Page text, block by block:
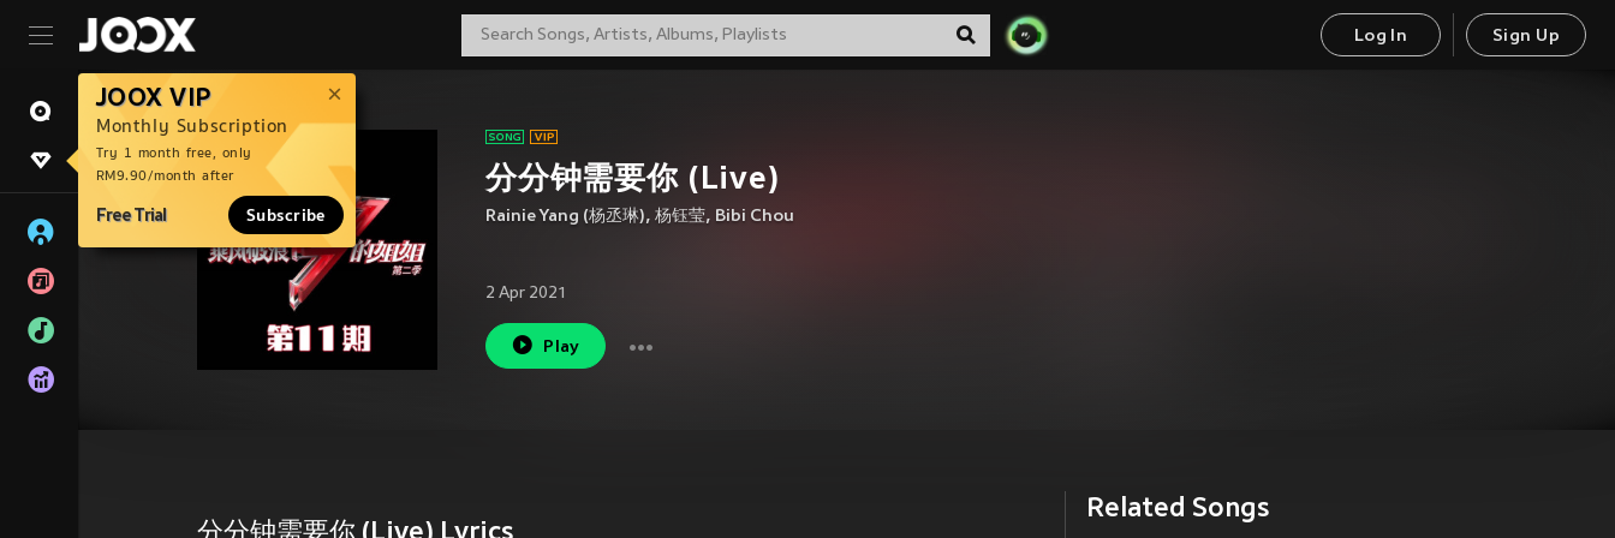
Log In Sign Up
JOOX VIP
Monthly Subscription
Try 1 month free, only
RM9.90/month after
Free Trial Subscribe
分分钟需要你 (Live)
Rainie Yang (杨丞琳), 杨钰莹, Bibi Chou
2 Apr 2021
Play
Related Songs